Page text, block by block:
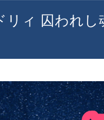
リィ 囚われ